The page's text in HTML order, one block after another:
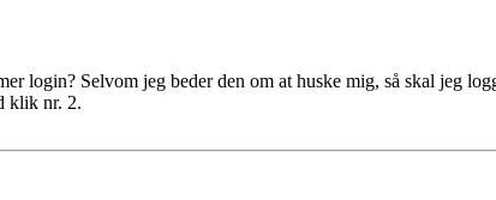
login? Selvom jeg beder den om at huske mig, så skal jeg
klik nr. 2.